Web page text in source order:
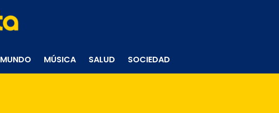
MUNDO MÚSICA SALUD SOCIEDAD